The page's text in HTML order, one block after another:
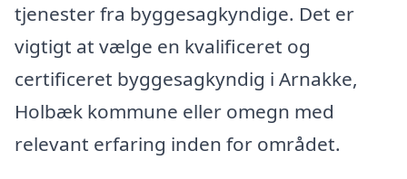
tjenester fra byggesagkyndige. Det er
vigtigt at vælge en kvalificeret og
certificeret byggesagkyndig i Arnakke,
Holbæk kommune eller omegn med
relevant erfaring inden for området.